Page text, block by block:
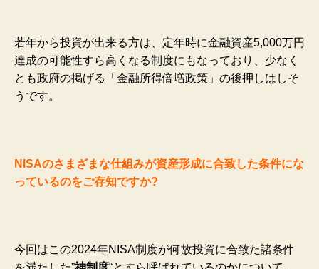
若年から投資が出来る方は、定年時に金融資産5,000万円
達成の可能性すら高くなる制度にもなっており、少なく
とも政府の掲げる「金融所得倍増政策」の後押しはしそ
うです。
NISAのさまざまな仕組みが資産形成に合致した条件にな
っているのをご存知ですか?
今回はこの2024年NISA制度が何故投資に合致た諸条件
を満たした”神制度“とすら呼ばれているのかについて、